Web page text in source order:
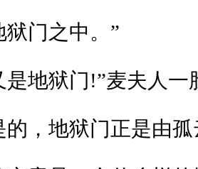
门之中。”
地狱门!”麦夫人一
，地狱门正是由孤